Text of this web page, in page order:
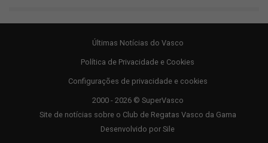
Últimas Notícias do Vasco
Política de Privacidade e Cookies
Configurações de privacidade e cookies
2000 - 2026 © SuperVasco
Site de notícias sobre o Club de Regatas Vasco da Gama
Desenvolvido por Sile